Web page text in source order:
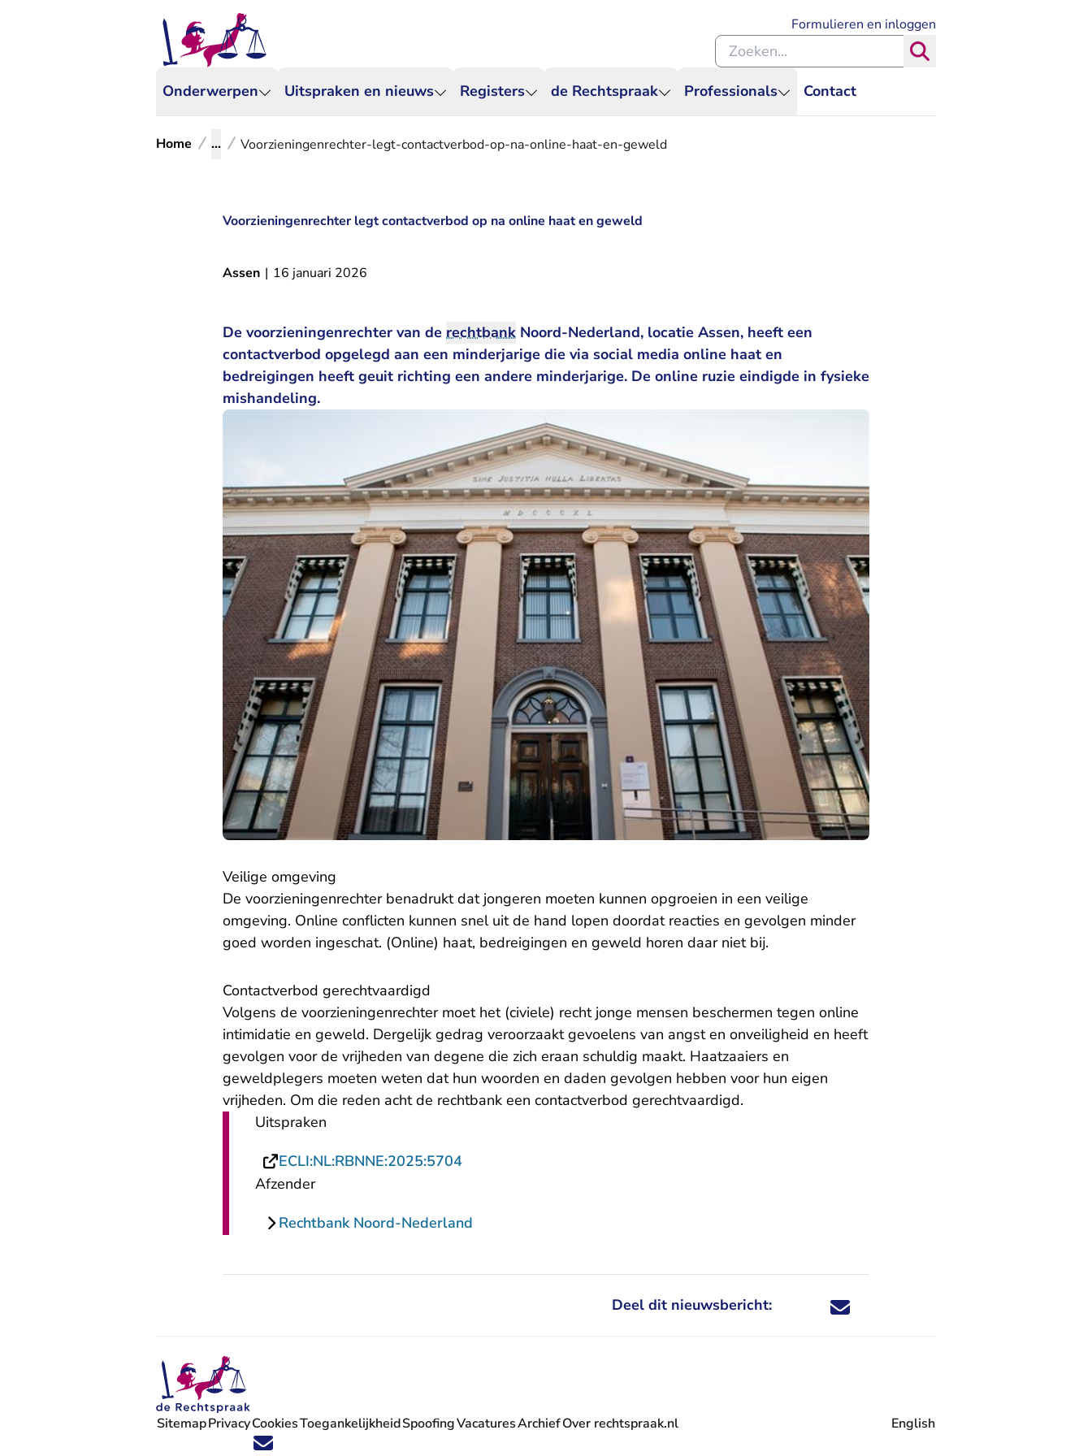
Onderwerpen Uitspraken en nieuws Registers de Rechtspraak Professionals Contact
Formulieren en inloggen
Zoeken binnen de Rechtspraak
Home ... Voorzieningenrechter-legt-contactverbod-op-na-online-haat-en-geweld
Voorzieningenrechter legt contactverbod op na online haat en geweld
Assen | 16 januari 2026
De voorzieningenrechter van de rechtbank Noord-Nederland, locatie Assen, heeft een
contactverbod opgelegd aan een minderjarige die via social media online haat en
bedreigingen heeft geuit richting een andere minderjarige. De online ruzie eindigde in fysieke
mishandeling.
Veilige omgeving
De voorzieningenrechter benadrukt dat jongeren moeten kunnen opgroeien in een veilige
omgeving. Online conflicten kunnen snel uit de hand lopen doordat reacties en gevolgen minder
goed worden ingeschat. (Online) haat, bedreigingen en geweld horen daar niet bij.
Contactverbod gerechtvaardigd
Volgens de voorzieningenrechter moet het (civiele) recht jonge mensen beschermen tegen online
intimidatie en geweld. Dergelijk gedrag veroorzaakt gevoelens van angst en onveiligheid en heeft
gevolgen voor de vrijheden van degene die zich eraan schuldig maakt. Haatzaaiers en
geweldplegers moeten weten dat hun woorden en daden gevolgen hebben voor hun eigen
vrijheden. Om die reden acht de rechtbank een contactverbod gerechtvaardigd.
Uitspraken
ECLI:NL:RBNNE:2025:5704- U verlaat Rechtspraak.nl
Afzender
Rechtbank Noord-Nederland
Deel dit nieuwsbericht: Deel dit nieuwsbericht via X - U verlaat
Deel dit nieuwsbericht via Facebook - U
Deel dit nieuwsbericht via e-mail
Deel dit nieuwsbericht via LinkedIn - U
Volg ons op X (Twitter) - U verlaat Rechtspraak.nl
Volg ons op Facebook - U verlaat Rechtspraak.nl
Volg ons op Instagram - U verlaat Rechtspraak.nl
Volg ons op Youtube - U verlaat Rechtspraak.nl
Volg ons op LinkedIn - U verlaat Rechtspraak.nl
'Blijf op de hoogte' nieuwsbrief - U verlaat Rechtspraak.nl
SitemapPrivacyCookiesToegankelijkheidSpoofingVacatures
- U verlaat Rechtspraak.nl
ArchiefOver rechtspraak.nl English